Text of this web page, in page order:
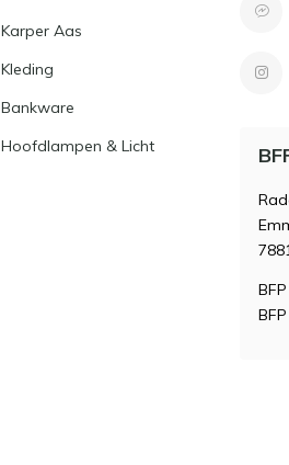
Karper Aas
Kleding
Bankware
Hoofdlampen & Licht